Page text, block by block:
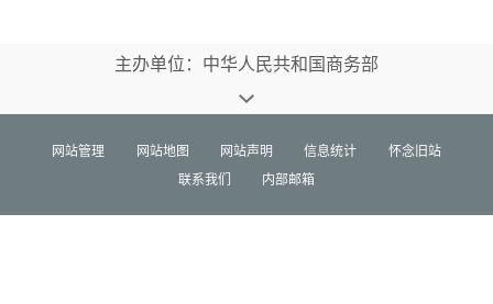
主办单位：中华人民共和国商务部
网站管理 网站地图 网站声明 信息统计
怀念旧站
联系我们
内部邮箱